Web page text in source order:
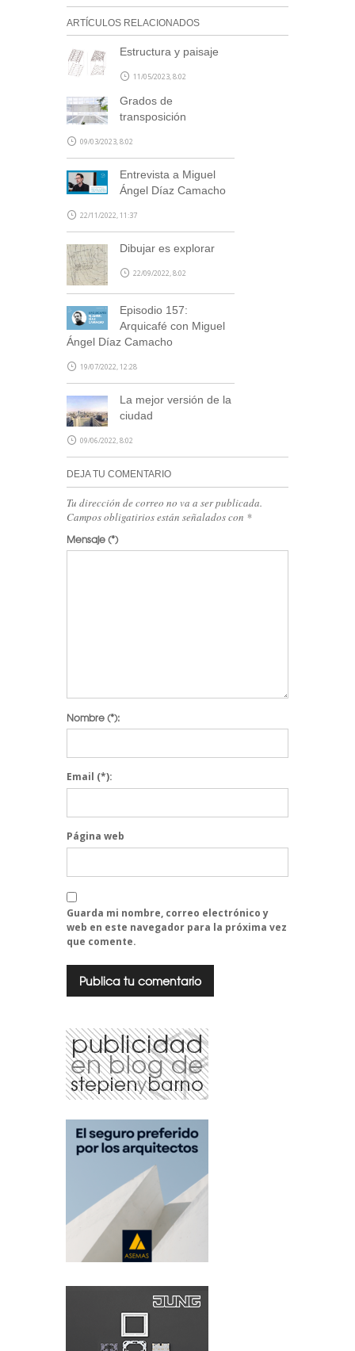
ARTÍCULOS RELACIONADOS
Estructura y paisaje
11/05/2023, 8:02
Grados de
transposición
09/03/2023, 8:02
Entrevista a Miguel
Ángel Díaz Camacho
22/11/2022, 11:37
Dibujar es explorar
22/09/2022, 8:02
Episodio 157:
Arquicafé con Miguel
Ángel Díaz Camacho
19/07/2022, 12:28
La mejor versión de la
ciudad
09/06/2022, 8:02
DEJA TU COMENTARIO
Tu dirección de correo no va a ser publicada.
Campos obligatirios están señalados con *
Mensaje(*)
Nombre(*):
Email (*):
Página web
Guarda mi nombre, correo electrónico y
web en este navegador para la próxima vez
que comente.